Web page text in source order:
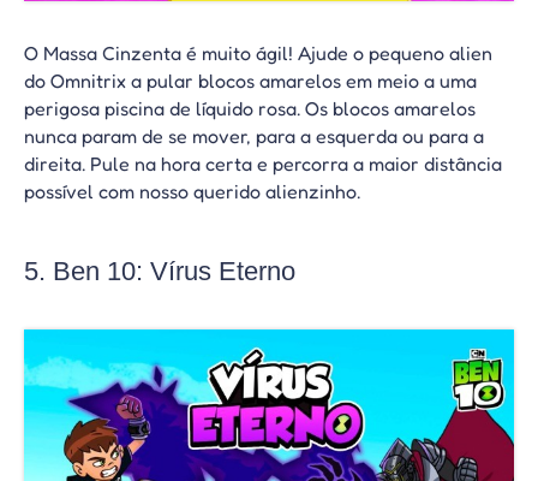
O Massa Cinzenta é muito ágil! Ajude o pequeno alien
do Omnitrix a pular blocos amarelos em meio a uma
perigosa piscina de líquido rosa. Os blocos amarelos
nunca param de se mover, para a esquerda ou para a
direita. Pule na hora certa e percorra a maior distância
possível com nosso querido alienzinho.
5. Ben 10: Vírus Eterno